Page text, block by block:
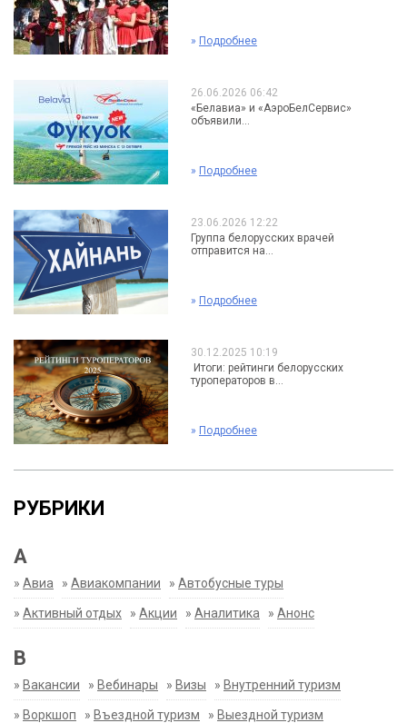
» Подробнее
26.06.2026 06:42
«Белавиа» и «АэроБелСервис»
объявили...
» Подробнее
23.06.2026 12:22
Группа белорусских врачей
отправится на...
» Подробнее
30.12.2025 10:19
Итоги: рейтинги белорусских
туроператоров в...
» Подробнее
РУБРИКИ
А
» Авиа » Авиакомпании » Автобусные туры
» Активный отдых » Акции » Аналитика » Анонс
В
» Вакансии » Вебинары » Визы » Внутренний туризм
» Воркшоп » Въездной туризм » Выездной туризм